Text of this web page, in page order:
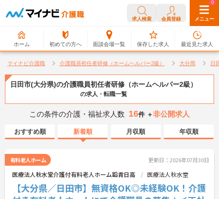
求人検索 会員登録 メニュー
ホーム 初めての方へ 面談会場一覧
0
保存した求人
0
最近見た求人
マイナビ介護職 介護職員初任者研修（ホームヘルパー2級） 大分県 日
日田市(大分県)の介護職員初任者研修（ホームヘルパー2級）
の求人・転職一覧
この条件の介護・福祉求人数 16件 ＋非公開求人
おすすめ順 新着順 月収順 年収順
有料老人ホーム 更新日：2026年07月30日
医療法人秋水堂介護付有料老人ホーム蹈青日高 医療法人秋水堂
【大分県／日田市】無資格OK◎未経験OK！介護